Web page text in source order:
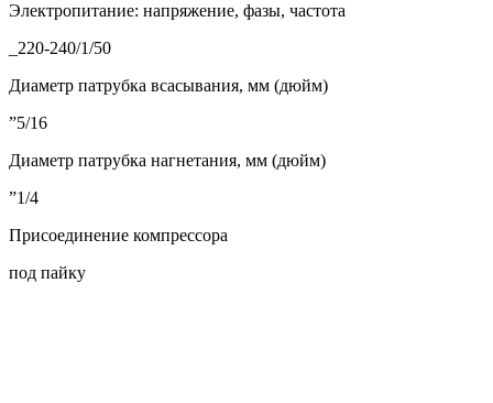
Электропитание: напряжение, фазы, частота
_220-240/1/50
Диаметр патрубка всасывания, мм (дюйм)
”5/16
Диаметр патрубка нагнетания, мм (дюйм)
”1/4
Присоединение компрессора
под пайку